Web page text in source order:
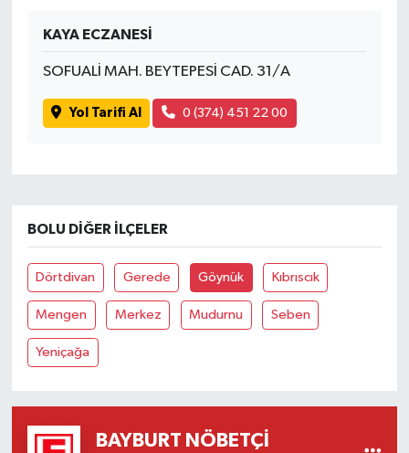
KAYA ECZANESİ
SOFUALİ MAH. BEYTEPESİ CAD. 31/A
Yol Tarifi Al 0 (374) 451 22 00
BOLU DIĞER İLÇELER
Dörtdivan Gerede Göynük Kıbrıscık
Mengen Merkez Mudurnu Seben
Yeniçağa
BAYBURT NÖBETÇI